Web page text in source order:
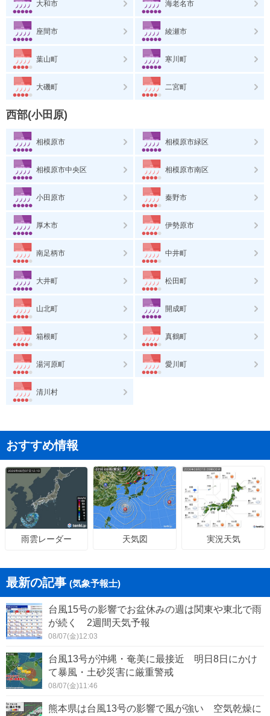
大和市 海老名市
座間市 綾瀬市
葉山町 寒川町
大磯町 二宮町
西部(小田原)
相模原市 相模原市緑区
相模原市中央区 相模原市南区
小田原市 秦野市
厚木市 伊勢原市
南足柄市 中井町
大井町 松田町
山北町 開成町
箱根町 真鶴町
湯河原町 愛川町
清川村
おすすめ情報
雨雲レーダー 天気図 実況天気
最新の記事 (気象予報士)
台風15号の影響でお盆休みの週は関東や東北で雨
が続く 2週間天気予報
08/07(金)12:03
台風13号が沖縄・奄美に最接近 明日8日にかけ
て暴風・土砂災害に厳重警戒
08/07(金)11:46
熊本県は台風13号の影響で風が強い 空気乾燥に